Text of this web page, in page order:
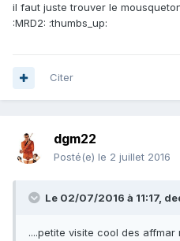
il faut juste trouver le
:MRD2: :thumbs_up:
Citer
dgm22
Posté(e) le 2 juillet 2016
Le 02/07/2016 à 11:17,
....petite visite cool des